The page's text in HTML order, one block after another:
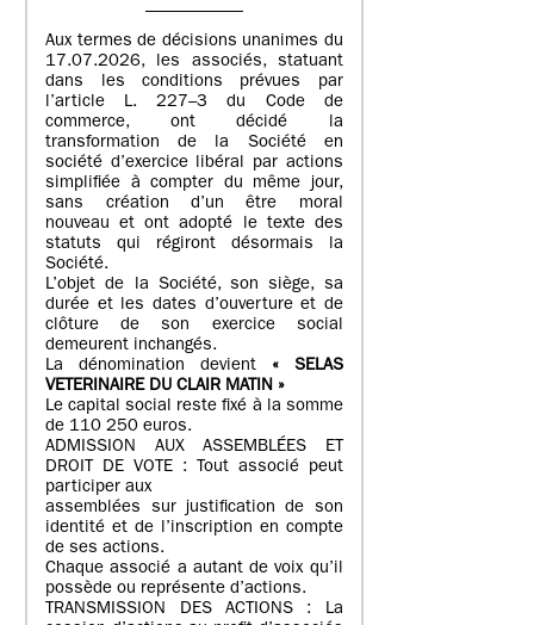
Aux termes de décisions unanimes du
17.07.2026, les associés, statuant
dans les conditions prévues par
l’article L. 227–3 du Code de
commerce, ont décidé la
transformation de la Société en
société d’exercice libéral par actions
simplifiée à compter du même jour,
sans création d’un être moral
nouveau et ont adopté le texte des
statuts qui régiront désormais la
Société.
L’objet de la Société, son siège, sa
durée et les dates d’ouverture et de
clôture de son exercice social
demeurent inchangés.
La dénomination devient « SELAS
VETERINAIRE DU CLAIR MATIN »
Le capital social reste fixé à la somme
de 110 250 euros.
ADMISSION AUX ASSEMBLÉES ET
DROIT DE VOTE : Tout associé peut
participer aux
assemblées sur justification de son
identité et de l’inscription en compte
de ses actions.
Chaque associé a autant de voix qu’il
possède ou représente d’actions.
TRANSMISSION DES ACTIONS : La